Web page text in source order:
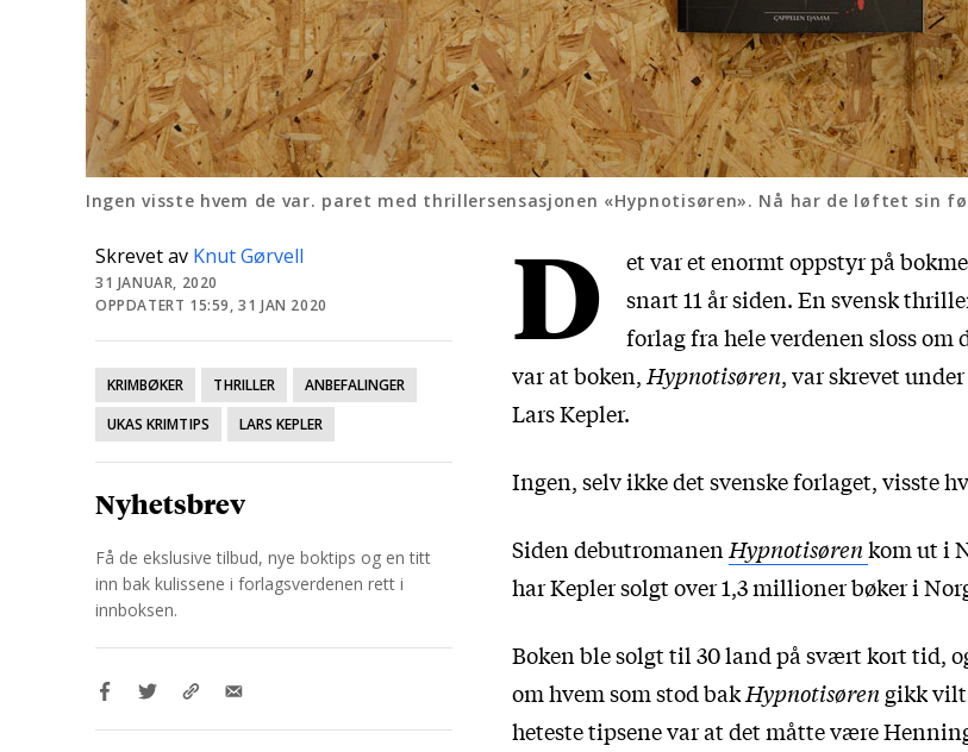
Ingen visste hvem de var. paret med thrillersensasjonen «Hypnotisøren». Nå har de løftet sin
Skrevet av Knut Gørvell
31 JANUAR, 2020
OPPDATERT 15:59, 31 JAN 2020
KRIMBØKER THRILLER
ANBEFALINGER
UKAS KRIMTIPS
LARS KEPLER
Nyhetsbrev
Få de ekslusive tilbud, nye boktips og en titt
inn bak kulissene i forlagsverdenen rett i
innboksen.
D
et var et enormt oppstyr på
snart 11 år siden. En svensk
forlag fra hele verdenen sloss om
var at boken, Hypnotisøren, var skrevet
Lars Kepler.
Ingen, selv ikke det svenske forlaget, visste
Siden debutromanen Hypnotisørenkom ut i
har Kepler solgt over 1,3 millioner bøker i
Boken ble solgt til 30 land på svært kort tid,
om hvem som stod bakHypnotisørengikk vilt
heteste tipsene var at det måtte være